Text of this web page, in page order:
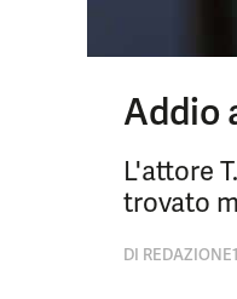
Addio
L'attore
trovato
DI REDAZIONE